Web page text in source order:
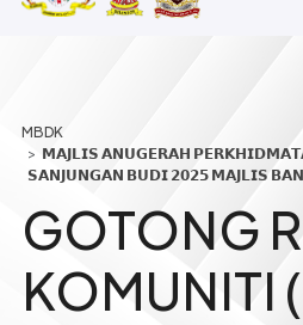
𝗠𝗔𝗝𝗟𝗜𝗦 𝗔𝗡𝗨𝗚𝗘𝗥𝗔𝗛
𝗦𝗔𝗡𝗝𝗨𝗡𝗚𝗔𝗡 𝗕𝗨𝗗𝗜 𝟮𝟬𝟮𝟱 𝗠𝗔𝗝𝗟𝗜𝗦
GOTONG
KOMUNITI